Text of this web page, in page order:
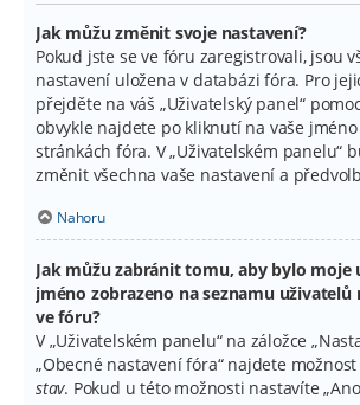
Jak můžu změnit svoje nastavení?
Pokud jste se ve fóru zaregistrovali, jsou
nastavení uložena v databázi fóra. Pro
přejděte na váš „Uživatelský panel“
obvykle najdete po kliknutí na vaše
stránkách fóra. V „Uživatelském panelu“
změnit všechna vaše nastavení a
Nahoru
Jak můžu zabránit tomu, aby bylo moje
jméno zobrazeno na seznamu uživatelů
ve fóru?
V „Uživatelském panelu“ na záložce
„Obecné nastavení fóra“ najdete
stav. Pokud u této možnosti nastavíte